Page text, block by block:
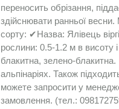
переносить обрізання,
здійснювати ранньої
сорту: ✔Назва: Ялівець
рослини: 0.5-1.2 м в висоту
блакитна, зелено-
альпінаріях. Також
можете запросити у
замовлення. (тел.: